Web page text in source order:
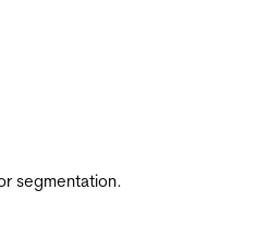
segmentation.